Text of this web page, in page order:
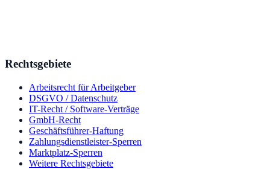
Rechtsgebiete
Arbeitsrecht für Arbeitgeber
DSGVO / Datenschutz
IT-Recht / Software-Verträge
GmbH-Recht
Geschäftsführer-Haftung
Zahlungsdienstleister-Sperren
Marktplatz-Sperren
Weitere Rechtsgebiete